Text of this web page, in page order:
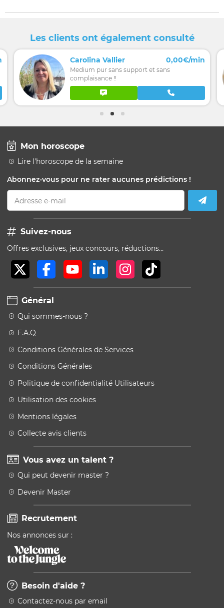
Les clients ont également consulté
Carolina Vallier 0,00€/min
Medium pur sans support et sans
complaisance !!
Mon horoscope
Lire l'horoscope de la semaine
Abonnez-vous pour ne rater aucunes prédictions !
Adresse e-mail
Suivez-nous
Offres exclusives, jeux concours, réductions…
Général
Qui sommes-nous ?
F.A.Q
Conditions Générales de Services
Conditions Générales
Politique de confidentialité Utilisateurs
Utilisation des cookies
Mentions légales
Collecte avis clients
Vous avez un talent ?
Qui peut devenir master ?
Devenir Master
Recrutement
Nos annonces sur :
Besoin d'aide ?
Contactez-nous par email